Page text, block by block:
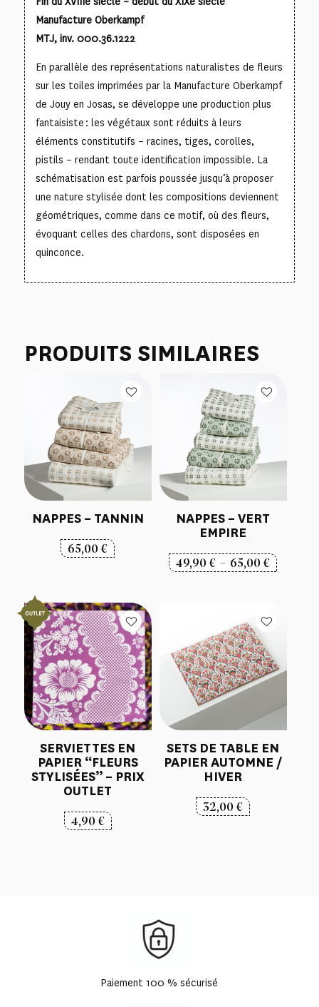
Manufacture Oberkampf
MTJ, inv. 000.36.1222
En parallèle des représentations naturalistes de fleurs
sur les toiles imprimées par la Manufacture Oberkampf
de Jouy en Josas, se développe une production plus
fantaisiste : les végétaux sont réduits à leurs
éléments constitutifs – racines, tiges, corolles,
pistils – rendant toute identification impossible. La
schématisation est parfois poussée jusqu’à proposer
une nature stylisée dont les compositions deviennent
géométriques, comme dans ce motif, où des fleurs,
évoquant celles des chardons, sont disposées en
quinconce.
PRODUITS SIMILAIRES
NAPPES – TANNIN
65,00€
NAPPES – VERT
EMPIRE
49,90€ – 65,00€Plage
49,90 €
65,00 €
SERVIETTES EN
PAPIER “FLEURS
STYLISÉES” – PRIX
OUTLET
4,90€
SETS DE TABLE EN
PAPIER AUTOMNE /
HIVER
32,00€
Paiement 100 % sécurisé